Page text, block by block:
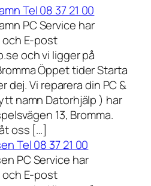
Tel 08 37 21 00
PC Service har
och E-post
och vi ligger på
Öppet tider Starta
dej. Vi reparera din PC &
namn Datorhjälp ) har
13, Bromma.
oss […]
Tel 08 37 21 00
PC Service har
och E-post